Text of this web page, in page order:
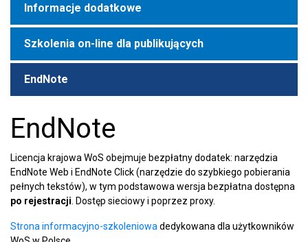
Informacje dodatkowe
Szkolenia on-line dla publikujących
EndNote
EndNote
Licencja krajowa WoS obejmuje bezpłatny dodatek: narzędzia
EndNote Web i EndNote Click (narzędzie do szybkiego pobierania
pełnych tekstów), w tym podstawowa wersja bezpłatna dostępna
po rejestracji . Dostęp sieciowy i poprzez proxy.
Strona informacyjno-szkoleniowa dedykowana dla użytkowników